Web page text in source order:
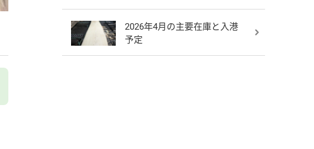
2026年4月の主要在庫と入港
予定